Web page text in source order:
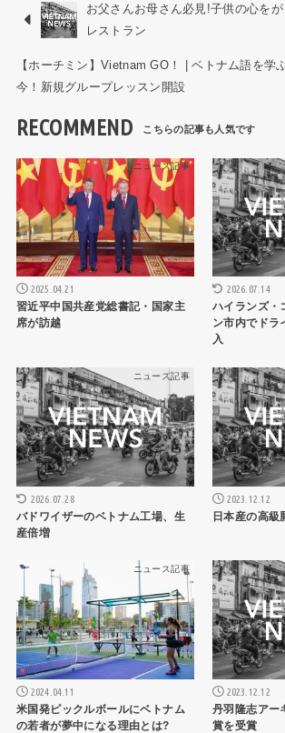
お父さんお母さん必見!子供の心を
レストラン
【ホーチミン】Vietnam GO！ | ベトナム語を学
今！新規グループレッスン開設
RECOMMEND
ニュース記事
2025.04.21
習近平中国共産党総書記・国家主
席が訪越
2026.07.14
ハイランズ・
ン市内でドラ
入
ニュース記事
2026.07.28
バドワイザーのベトナム工場、生
産倍増
2023.12.12
日本産の高級
ニュース記事
2024.04.11
米国発ピックルボールにベトナム
の若者が夢中になる理由とは?
2023.12.12
丹羽隆志アー
賞を受賞